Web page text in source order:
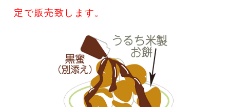
定で販売致します。